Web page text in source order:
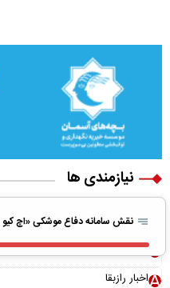
نیازمندی ها
ویلا پیش ساخته
بونوس رایگان
اخبار رازبقا
نقش سامانه دفاع موشکی «اچ کیو ۹» در امنیت ملی کشور